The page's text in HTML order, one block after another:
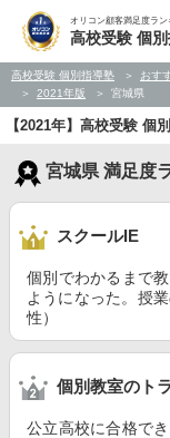
オリコン顧客満足度ラン
高校受験 個
高校受験 個別指導塾
おす
2021年版
宮城県
【2021年】高校受験 個
宮城県 満足度
スクールIE
個別でわかるまで
ようになった。授
性）
個別教室のト
公立高校に合格で